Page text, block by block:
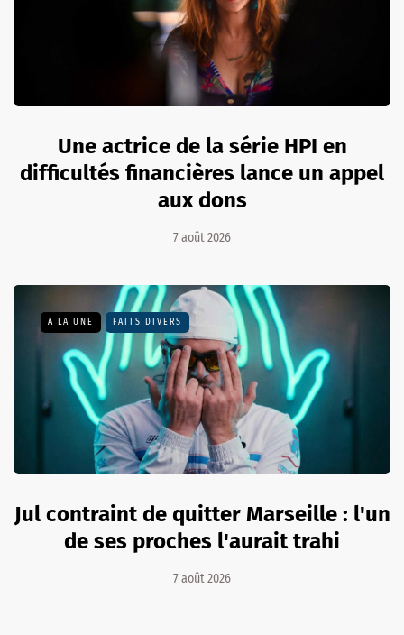
Une actrice de la série HPI en
difficultés financières lance un appel
aux dons
7 août 2026
A LA UNE FAITS DIVERS
Jul contraint de quitter Marseille : l'un
de ses proches l'aurait trahi
7 août 2026